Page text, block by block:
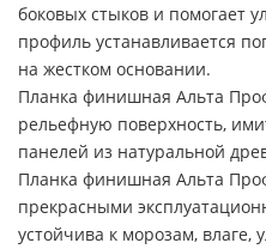
боковых стыков и помогает
профиль устанавливается
на жестком основании.
Планка финишная Альта
рельефную поверхность,
панелей из натуральной
Планка финишная Альта
прекрасными
устойчива к морозам, влаге,